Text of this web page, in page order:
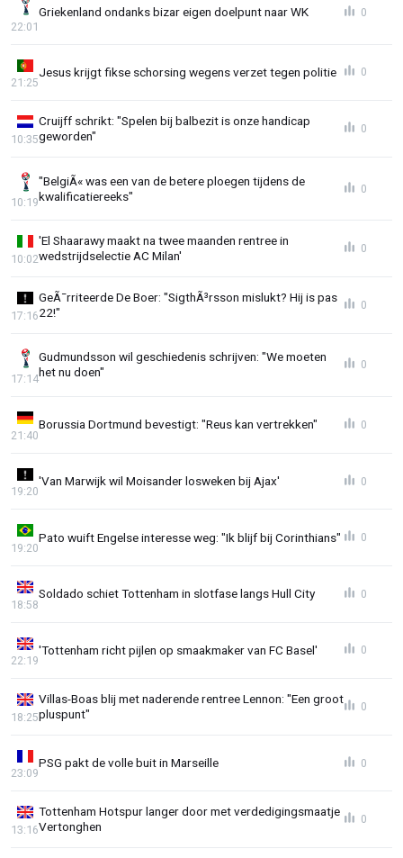
Griekenland ondanks bizar eigen doelpunt naar WK
22:01
0
Jesus krijgt fikse schorsing wegens verzet tegen politie
21:25
0
Cruijff schrikt: "Spelen bij balbezit is onze handicap
geworden"
10:35
0
"BelgiÃ« was een van de betere ploegen tijdens de
kwalificatiereeks"
10:19
0
'El Shaarawy maakt na twee maanden rentree in
wedstrijdselectie AC Milan'
10:02
0
GeÃ¯rriteerde De Boer: "SigthÃ³rsson mislukt? Hij is pas
22!"
17:16
0
Gudmundsson wil geschiedenis schrijven: "We moeten
het nu doen"
17:14
0
Borussia Dortmund bevestigt: "Reus kan vertrekken"
21:40
0
'Van Marwijk wil Moisander losweken bij Ajax'
19:20
0
Pato wuift Engelse interesse weg: "Ik blijf bij Corinthians"
19:20
0
Soldado schiet Tottenham in slotfase langs Hull City
18:58
0
'Tottenham richt pijlen op smaakmaker van FC Basel'
22:19
0
Villas-Boas blij met naderende rentree Lennon: "Een groot
pluspunt"
18:25
0
PSG pakt de volle buit in Marseille
23:09
0
Tottenham Hotspur langer door met verdedigingsmaatje
Vertonghen
13:16
0